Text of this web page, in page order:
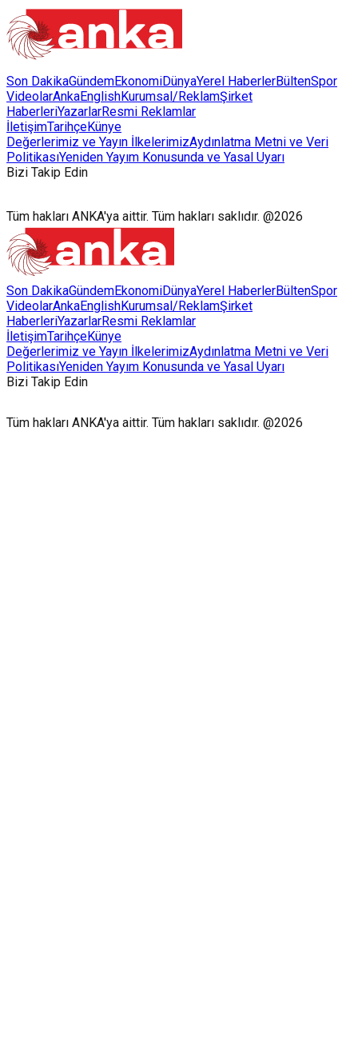
Son DakikaGündemEkonomiDünyaYerel HaberlerBültenSpor
VideolarAnkaEnglishKurumsal/ReklamŞirket
HaberleriYazarlarResmi Reklamlar
İletişimTarihçeKünye
Değerlerimiz ve Yayın İlkelerimizAydınlatma Metni ve Veri
PolitikasıYeniden Yayım Konusunda ve Yasal Uyarı
Bizi Takip Edin
Tüm hakları ANKA'ya aittir. Tüm hakları saklıdır. @2026
Son DakikaGündemEkonomiDünyaYerel HaberlerBültenSpor
VideolarAnkaEnglishKurumsal/ReklamŞirket
HaberleriYazarlarResmi Reklamlar
İletişimTarihçeKünye
Değerlerimiz ve Yayın İlkelerimizAydınlatma Metni ve Veri
PolitikasıYeniden Yayım Konusunda ve Yasal Uyarı
Bizi Takip Edin
Tüm hakları ANKA'ya aittir. Tüm hakları saklıdır. @2026